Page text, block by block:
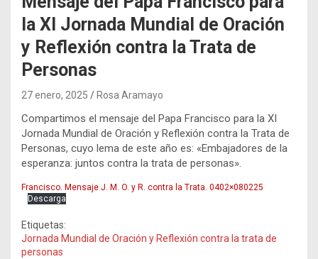
la XI Jornada Mundial de Oración
y Reflexión contra la Trata de
Personas
27 enero, 2025 Rosa Aramayo
Compartimos el mensaje del Papa Francisco para la XI
Jornada Mundial de Oración y Reflexión contra la Trata de
Personas, cuyo lema de este año es: «Embajadores de la
esperanza: juntos contra la trata de personas».
Francisco. Mensaje J. M. O. y R. contra la Trata. 0402×080225
Descarga
Etiquetas:
Jornada Mundial de Oración y Reflexión contra la trata de
personas